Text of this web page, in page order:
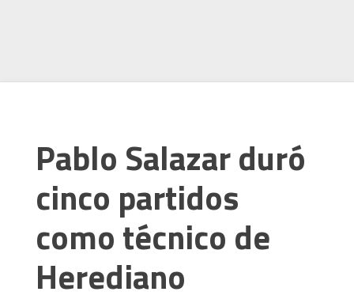
Pablo Salazar duró
cinco partidos
como técnico de
Herediano